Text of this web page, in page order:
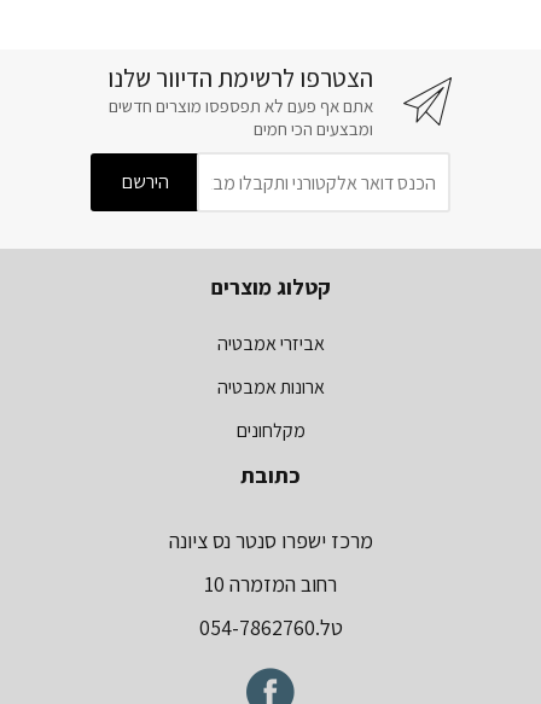
הצטרפו לרשימת הדיוור שלנו
אתם אף פעם לא תפספסו מוצרים חדשים
ומבצעים הכי חמים
קטלוג מוצרים
אביזרי אמבטיה
ארונות אמבטיה
מקלחונים
כתובת
מרכז ישפרו סנטר נס ציונה
רחוב המזמרה 10
טל.054-7862760